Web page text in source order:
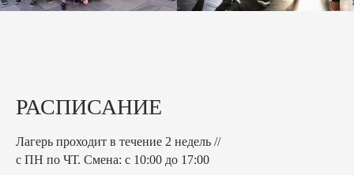
РАСПИСАНИЕ
Лагерь проходит в течение 2 недель //
с ПН по ЧТ. Смена: с 10:00 до 17:00